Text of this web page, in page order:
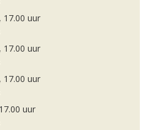
17.00 uur
17.00 uur
17.00 uur
uur